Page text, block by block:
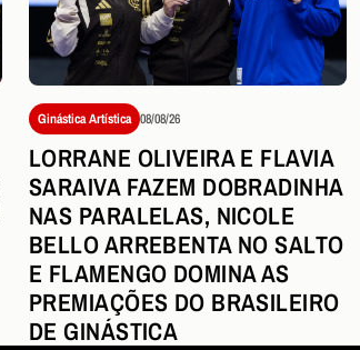
Ginástica Artística 08/08/26
LORRANE OLIVEIRA E FLAVIA
SARAIVA FAZEM DOBRADINHA
NAS PARALELAS, NICOLE
BELLO ARREBENTA NO SALTO
E FLAMENGO DOMINA AS
PREMIAÇÕES DO BRASILEIRO
DE GINÁSTICA